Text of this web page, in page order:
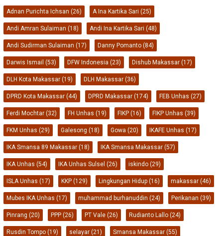
Adnan Purichta Ichsan (26) A Ina Kartika Sari (25)
Andi Amran Sulaiman (18) Andi Ina Kartika Sari (48)
Andi Sudirman Sulaiman (17) Danny Pomanto (84)
Darwis Ismail (53) DFW Indonesia (23) Dishub Makassar (17)
DLH Kota Makassar (19) DLH Makassar (36)
DPRD Kota Makassar (44) DPRD Makassar (174) FEB Unhas (27)
Ferdi Mochtar (32) FH Unhas (19) FIKP (16) FIKP Unhas (39)
FKM Unhas (29) Galesong (18) Gowa (20) IKAFE Unhas (17)
IKA Smansa 89 Makassar (18) IKA Smansa Makassar (57)
IKA Unhas (54) IKA Unhas Sulsel (26) iskindo (29)
ISLA Unhas (17) KKP (129) Lingkungan Hidup (16) makassar (46)
Mubes IKA Unhas (17) muhammad burhanuddin (24) Perikanan (39)
Pinrang (20) PPP (26) PT Vale (26) Rudianto Lallo (24)
Rusdin Tompo (19) selayar (21) Smansa Makassar (55)